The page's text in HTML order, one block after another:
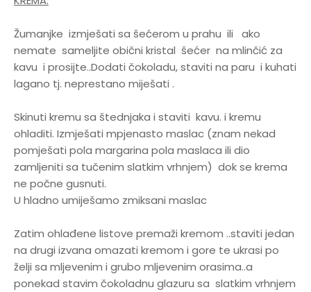
Žumanjke izmješati sa šećerom u prahu ili ako
nemate sameljite obični kristal šećer na mlinčić za
kavu i prosijte..Dodati čokoladu, staviti na paru i kuhati
lagano tj. neprestano miješati .
Skinuti kremu sa štednjaka i staviti kavu. i kremu
ohladiti. Izmješati mpjenasto maslac (znam nekad
pomješati pola margarina pola maslaca ili dio
zamljeniti sa tučenim slatkim vrhnjem) dok se krema
ne počne gusnuti.
U hladno umiješamo zmiksani maslac
Zatim ohlađene listove premaži kremom ..staviti jedan
na drugi izvana omazati kremom i gore te ukrasi po
želji sa mljevenim i grubo mljevenim orasima..a
ponekad stavim čokoladnu glazuru sa slatkim vrhnjem